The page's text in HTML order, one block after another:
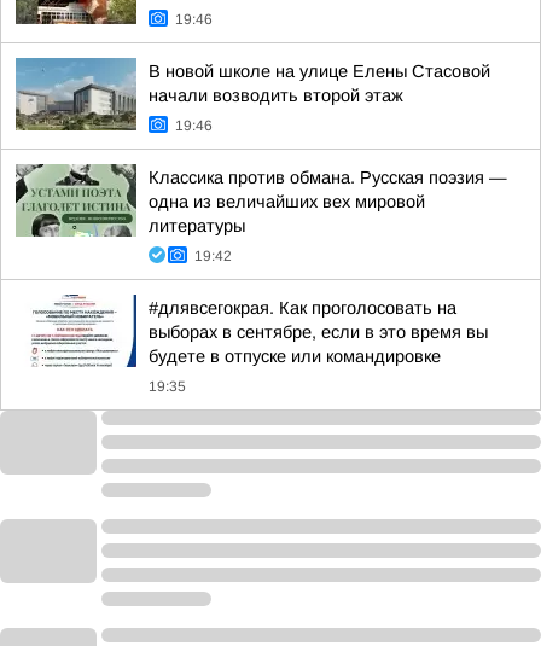
19:46
В новой школе на улице Елены Стасовой
начали возводить второй этаж
19:46
Классика против обмана. Русская поэзия —
одна из величайших вех мировой
литературы
19:42
#длявсегокрая. Как проголосовать на
выборах в сентябре, если в это время вы
будете в отпуске или командировке
19:35